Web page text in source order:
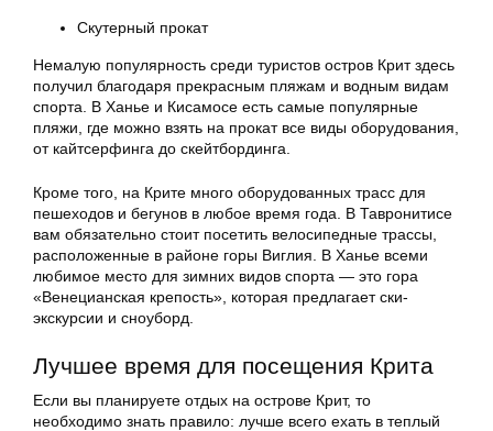
Скутерный прокат
Немалую популярность среди туристов остров Крит здесь
получил благодаря прекрасным пляжам и водным видам
спорта. В Ханье и Кисамосе есть самые популярные
пляжи, где можно взять на прокат все виды оборудования,
от кайтсерфинга до скейтбординга.
Кроме того, на Крите много оборудованных трасс для
пешеходов и бегунов в любое время года. В Тавронитисе
вам обязательно стоит посетить велосипедные трассы,
расположенные в районе горы Виглия. В Ханье всеми
любимое место для зимних видов спорта — это гора
«Венецианская крепость», которая предлагает ски-
экскурсии и сноуборд.
Лучшее время для посещения Крита
Если вы планируете отдых на острове Крит, то
необходимо знать правило: лучше всего ехать в теплый